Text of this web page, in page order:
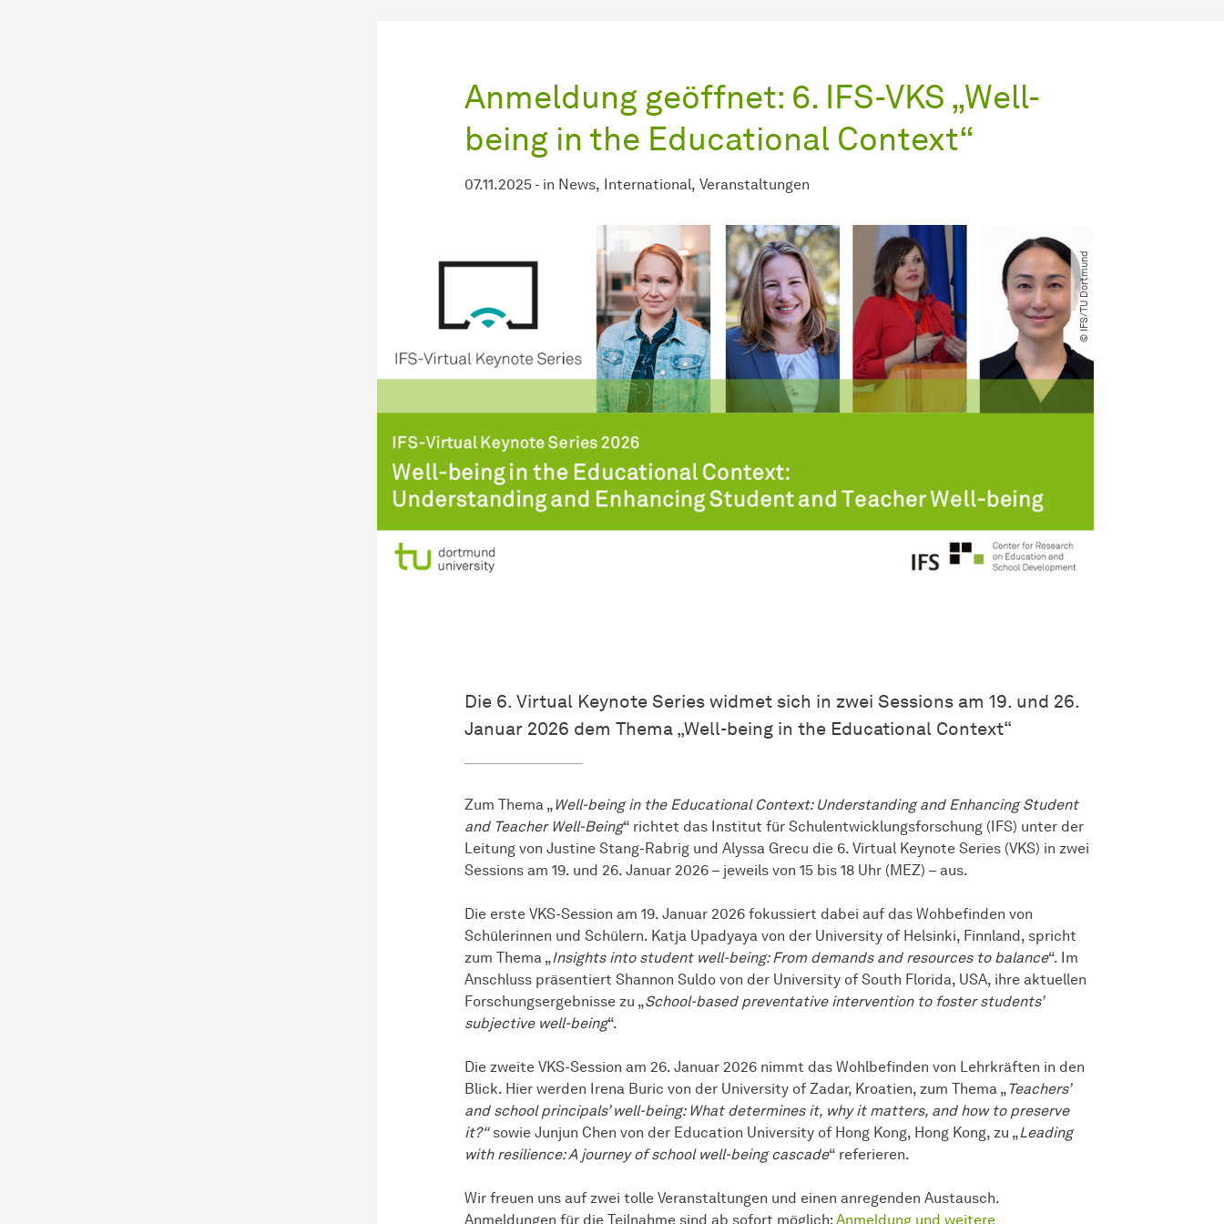
Anmeldung geöffnet: 6. IFS-VKS „Well-
being in the Educational Context“
07.11.2025 - in News International Veranstaltungen
© IFS​/​TU Dortmund
Die 6. Virtual Keynote Series widmet sich in zwei Sessions am 19. und 26.
Januar 2026 dem Thema „Well-being in the Educational Context“
Zum Thema „Well-being in the Educational Context: Understanding and Enhancing Student
and Teacher Well-Being“ richtet das Institut für Schulentwicklungsforschung (IFS) unter der
Leitung von Justine Stang-Rabrig und Alyssa Grecu die 6. Virtual Keynote Series (VKS) in zwei
Sessions am 19. und 26. Januar 2026 – jeweils von 15 bis 18 Uhr (MEZ) – aus.
Die erste VKS-Session am 19. Januar 2026 fokussiert dabei auf das Wohbefinden von
Schülerinnen und Schülern. Katja Upadyaya von der University of Helsinki, Finnland, spricht
zum Thema „Insights into student well-being: From demands and resources to balance“. Im
Anschluss präsentiert Shannon Suldo von der University of South Florida, USA, ihre aktuellen
Forschungsergebnisse zu „School-based preventative intervention to foster students’
subjective well-being“.
Die zweite VKS-Session am 26. Januar 2026 nimmt das Wohlbefinden von Lehrkräften in den
Blick. Hier werden Irena Buric von der University of Zadar, Kroatien, zum Thema „ Teachers’
and school principals’ well-being: What determines it, why it matters, and how to preserve
it?“sowie Junjun Chen von der Education University of Hong Kong, Hong Kong, zu „Leading
with resilience: A journey of school well-being cascade“ referieren.
Wir freuen uns auf zwei tolle Veranstaltungen und einen anregenden Austausch.
Anmeldungen für die Teilnahme sind ab sofort möglich: Anmeldung und weitere